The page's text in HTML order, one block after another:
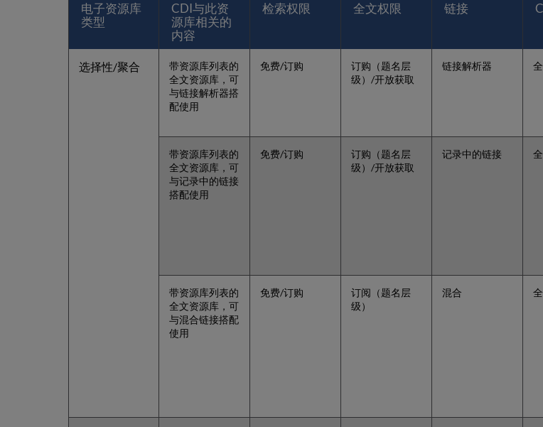
电子资源库
类型
CDI与此资
源库相关的
内容
检索权限 全文权限 链接
选择性/聚合
带资源库列表的
全文资源库，可
与链接解析器搭
配使用
免费/订购
订购（题名层
级）/开放获取
链接解析器
带资源库列表的
全文资源库，可
与记录中的链接
搭配使用
免费/订购
订购（题名层
级）/开放获取
记录中的链接
带资源库列表的
全文资源库，可
与混合链接搭配
使用
免费/订购
订阅（题名层
级）
混合